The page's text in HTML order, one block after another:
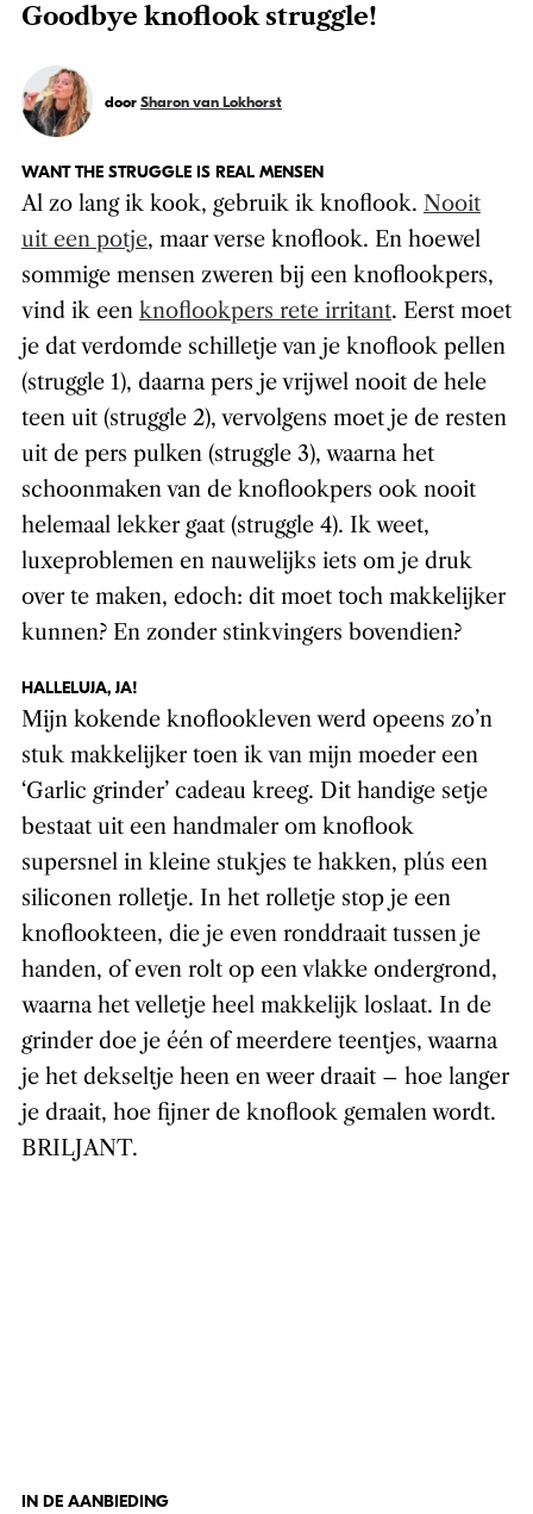
Goodbye knoflook struggle!
door Sharon van Lokhorst
WANT THE STRUGGLE IS REAL MENSEN
Al zo lang ik kook, gebruik ik knoflook. Nooit
uit een potje, maar verse knoflook. En hoewel
sommige mensen zweren bij een knoflookpers,
vind ik een knoflookpers rete irritant. Eerst moet
je dat verdomde schilletje van je knoflook pellen
(struggle 1), daarna pers je vrijwel nooit de hele
teen uit (struggle 2), vervolgens moet je de resten
uit de pers pulken (struggle 3), waarna het
schoonmaken van de knoflookpers ook nooit
helemaal lekker gaat (struggle 4). Ik weet,
luxeproblemen en nauwelijks iets om je druk
over te maken, edoch: dit moet toch makkelijker
kunnen? En zonder stinkvingers bovendien?
HALLELUJA, JA!
Mijn kokende knoflookleven werd opeens zo’n
stuk makkelijker toen ik van mijn moeder een
‘Garlic grinder’ cadeau kreeg. Dit handige setje
bestaat uit een handmaler om knoflook
supersnel in kleine stukjes te hakken, plús een
siliconen rolletje. In het rolletje stop je een
knoflookteen, die je even ronddraait tussen je
handen, of even rolt op een vlakke ondergrond,
waarna het velletje heel makkelijk loslaat. In de
grinder doe je één of meerdere teentjes, waarna
je het dekseltje heen en weer draait – hoe langer
je draait, hoe fijner de knoflook gemalen wordt.
BRILJANT.
IN DE AANBIEDING